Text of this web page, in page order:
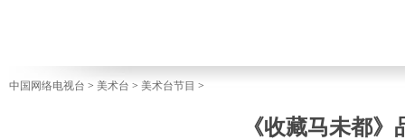
中国网络电视台 > 美术台 > 美术台节目 >
《收藏马未都》